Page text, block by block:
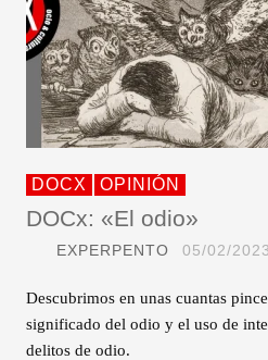
DOCX OPINIÓN
DOCx: «El odio»
EXPERPENTO 05/02/2023
Descubrimos en unas cuantas
significado del odio y el uso de
delitos de odio.